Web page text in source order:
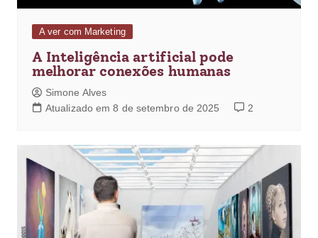
A ver com Marketing
A Inteligência artificial pode
melhorar conexões humanas
Simone Alves
Atualizado em 8 de setembro de 2025
2